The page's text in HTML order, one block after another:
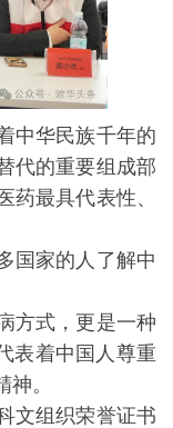
华民族千年的
代的重要组成部
药最具代表性、
家的人了解中
式，更是一种
表着中国人尊重
。
组织荣誉证书